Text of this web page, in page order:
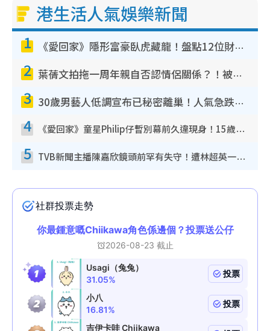
港生活人氣娛樂新聞
1 《愛回家》隱形富豪臥虎藏龍！盤點12位財氣逼人的有錢藝人：呢位靚女3億身家唔憂做
2 葉蒨文拍拖一周年親自否認情侶關係？！被質疑感情造假竟稱GM「普通同事」
3 30歲男藝人低調宣布已秘密離巢！人氣急跌變失蹤人口︰「這幾年過得並不容易」
4 《愛回家》童星Philip仔暫別幕前久違現身！15歲近況暴風長高蛻變帥氣少男
5 TVB新聞主播陳嘉欣鏡頭前罕有失守！遭林超英一句說話突襲嚇親當場大笑